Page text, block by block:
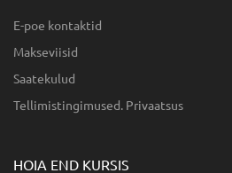
E-poe kontaktid
Makseviisid
Saatekulud
Tellimistingimused. Privaatsus
HOIA END KURSIS